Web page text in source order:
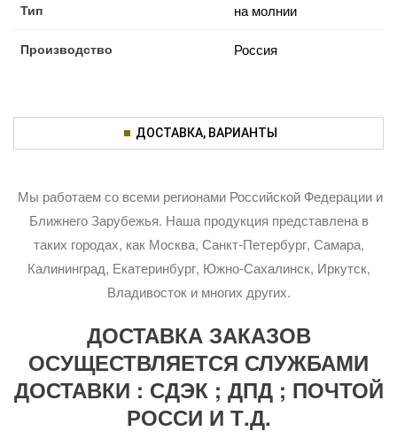
Тип на молнии
Производство Россия
ДОСТАВКА, ВАРИАНТЫ
Мы работаем со всеми регионами Российской Федерации и
Ближнего Зарубежья. Наша продукция представлена в
таких городах, как Москва, Санкт-Петербург, Самара,
Калининград, Екатеринбург, Южно-Сахалинск, Иркутск,
Владивосток и многих других.
ДОСТАВКА ЗАКАЗОВ
ОСУЩЕСТВЛЯЕТСЯ СЛУЖБАМИ
ДОСТАВКИ : СДЭК ; ДПД ; ПОЧТОЙ
РОССИ И Т.Д.